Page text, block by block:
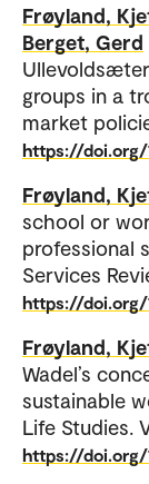
Frøyland,
Berget, Gerd
groups in a
market
https://doi.org/
Frøyland,
school or
professional
Services
https://doi.org/
Frøyland,
Wadel’s
sustainable
Life Studies.
https://doi.org/